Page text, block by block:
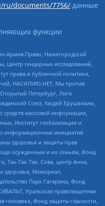
documents/7756/ данные
функции
Нижегородский
Центр гендерных исследований,
права и публичной политики,
НАСИЛИЮ.НЕТ, Мы против
Петербург, Лига
Союз, Хасдей Ерушалаим,
средств массовой информации,
Институт глобализации и
информационных инициатив
здоровья и защиты прав
осужденным и их семьям, Фонд
Так-Так-Так, Сова, центр Анна,
здоровья, Мемориал,
Парк Гагарина, Фонд
Уральская правозащитная
человека, Фонд защиты гласности,